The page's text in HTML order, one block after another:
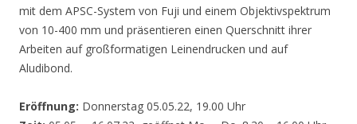
mit dem APSC-System von Fuji und einem Objektivspektrum
von 10-400 mm und präsentieren einen Querschnitt ihrer
Arbeiten auf großformatigen Leinendrucken und auf
Aludibond.
Eröffnung: Donnerstag 05.05.22, 19.00 Uhr